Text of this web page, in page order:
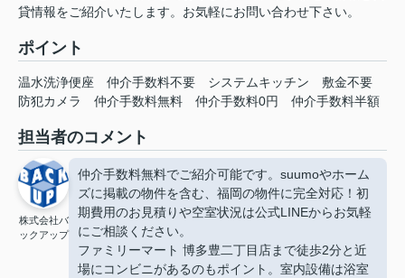
貸情報をご紹介いたします。お気軽にお問い合わせ下さい。
ポイント
温水洗浄便座 仲介手数料不要 システムキッチン
敷金不要
防犯カメラ
仲介手数料無料 仲介手数料0円 仲介手数料半額
担当者のコメント
株式会社バ
ックアップ
仲介手数料無料でご紹介可能です。suumoやホーム
ズに掲載の物件を含む、福岡の物件に完全対応！初
期費用のお見積りや空室状況は公式LINEからお気軽
にご相談ください。
ファミリーマート 博多豊二丁目店まで徒歩2分と近
場にコンビニがあるのもポイント。室内設備は浴室